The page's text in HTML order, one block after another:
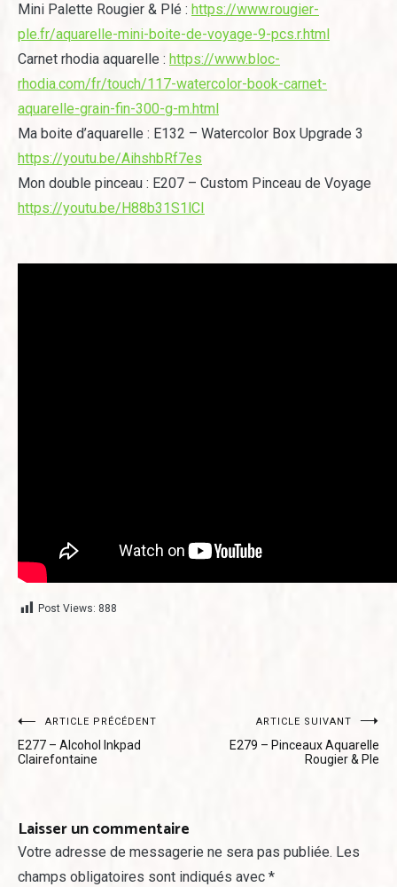
Mini Palette Rougier & Plé : https://www.rougier-
ple.fr/aquarelle-mini-boite-de-voyage-9-pcs.r.html
Carnet rhodia aquarelle : https://www.bloc-
rhodia.com/fr/touch/117-watercolor-book-carnet-
aquarelle-grain-fin-300-g-m.html
Ma boite d’aquarelle : E132 – Watercolor Box Upgrade 3
https://youtu.be/AihshbRf7es
Mon double pinceau : E207 – Custom Pinceau de Voyage
https://youtu.be/H88b31S1lCI
Post Views: 888
Navigation
de
ARTICLE PRÉCÉDENT
E277 – Alcohol Inkpad
Clairefontaine
ARTICLE SUIVANT
E279 – Pinceaux Aquarelle
Rougier & Ple
Laisser un commentaire
Votre adresse de messagerie ne sera pas publiée. Les
champs obligatoires sont indiqués avec *